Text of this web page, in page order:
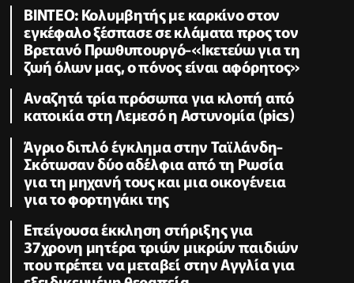
ΒΙΝΤΕΟ: Κολυμβητής με καρκίνο στον
εγκέφαλο ξέσπασε σε κλάματα προς τον
Βρετανό Πρωθυπουργό-«Ικετεύω για τη
ζωή όλων μας, ο πόνος είναι αφόρητος»
Αναζητά τρία πρόσωπα για κλοπή από
κατοικία στη Λεμεσό η Αστυνομία (pics)
Άγριο διπλό έγκλημα στην Ταϊλάνδη-
Σκότωσαν δύο αδέλφια από τη Ρωσία
για τη μηχανή τους και μια οικογένεια
για το φορτηγάκι της
Επείγουσα έκκληση στήριξης για
37χρονη μητέρα τριών μικρών παιδιών
που πρέπει να μεταβεί στην Αγγλία για